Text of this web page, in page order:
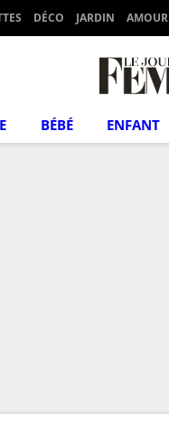
DÉCO JARDIN AMOUR
BÉBÉ ENFANT